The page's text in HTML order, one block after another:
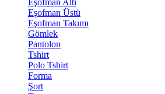
Eşofman Altı
Eşofman Üstü
Eşofman Takımı
Gömlek
Pantolon
Tshirt
Polo Tshirt
Forma
Şort